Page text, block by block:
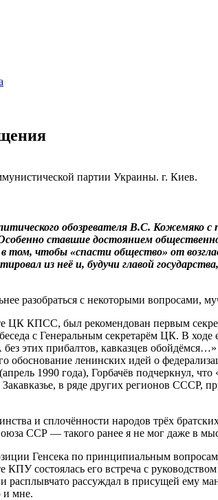
партии Украины. г. Киев.
обозревателя В.С.
ставшие достоянием
том, чтобы «спасти общество» от
из неё и, будучи главой
разобраться с некоторыми вопросами,
ЦК КПСС, был рекомендован первым
с Генеральным секретарём ЦК. В
этих прибалтов, кавказцев
обоснование ленинских идей о
1990 года), Горбачёв подчеркнул, что
в ряде других регионов СССР,
и сплочённости народов трёх
ССР — такого ранее я не мог даже в
Генсека по принципиальным
состоялась его встреча с
расплывчато рассуждал в присущей ему
и мне.